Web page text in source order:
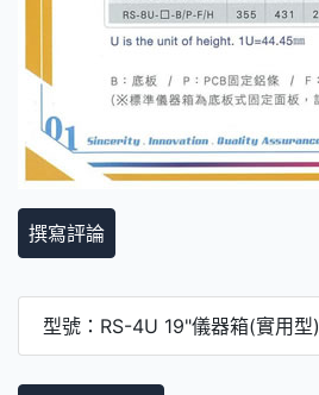
撰寫評論
型號：RS-4U 19"儀器箱(實用型)